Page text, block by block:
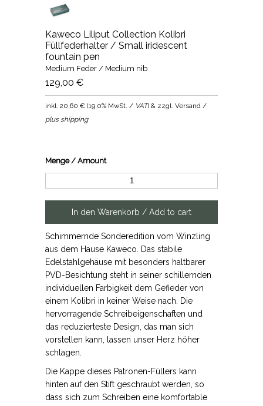
Kaweco Liliput Collection Kolibri
Füllfederhalter / Small iridescent
fountain pen
Medium Feder / Medium nib
129,00 €
inkl.20,60 € (19.0% MwSt. / VAT) & zzgl. Versand /
plus shipping
Menge / Amount
Schimmernde Sonderedition vom Winzling
aus dem Hause Kaweco. Das stabile
Edelstahlgehäuse mit besonders haltbarer
PVD-Besichtung steht in seiner schillernden
individuellen Farbigkeit dem Gefieder von
einem Kolibri in keiner Weise nach. Die
hervorragende Schreibeigenschaften und
das reduzierteste Design, das man sich
vorstellen kann, lassen unser Herz höher
schlagen.
Die Kappe dieses Patronen-Füllers kann
hinten auf den Stift geschraubt werden, so
dass sich zum Schreiben eine komfortable